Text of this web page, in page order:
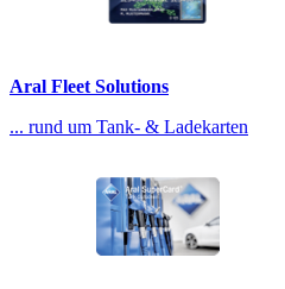
Aral Fleet Solutions
... rund um Tank- & Ladekarten